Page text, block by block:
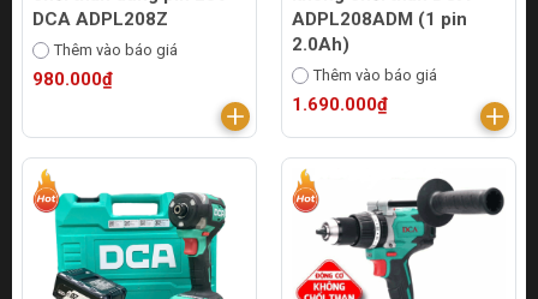
DCA ADPL208Z
Thêm vào báo giá
980.000₫
ADPL208ADM (1 pin
2.0Ah)
Thêm vào báo giá
1.690.000₫